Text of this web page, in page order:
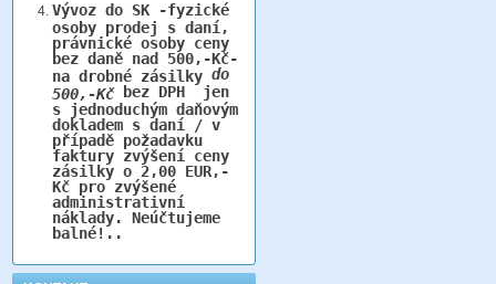
Vývoz do SK -fyzické
osoby prodej s daní,
právnické osoby ceny
bez daně nad 500,-Kč-
na drobné zásilky do
500,-Kčbez DPH jen
s jednoduchým daňovým
dokladem s daní / v
případě požadavku
faktury zvýšení ceny
zásilky o 2,00 EUR,-
Kč pro zvýšené
administrativní
náklady. Neúčtujeme
balné!..